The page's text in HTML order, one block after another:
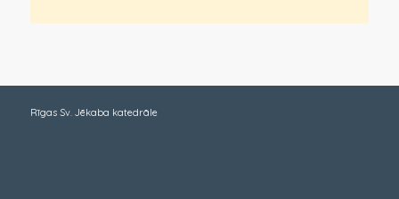
Rīgas Sv. Jēkaba katedrāle